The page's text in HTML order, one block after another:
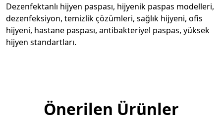
Dezenfektanlı hijyen paspası, hijyenik paspas modelleri,
dezenfeksiyon, temizlik çözümleri, sağlık hijyeni, ofis
hijyeni, hastane paspası, antibakteriyel paspas, yüksek
hijyen standartları.
Önerilen Ürünler